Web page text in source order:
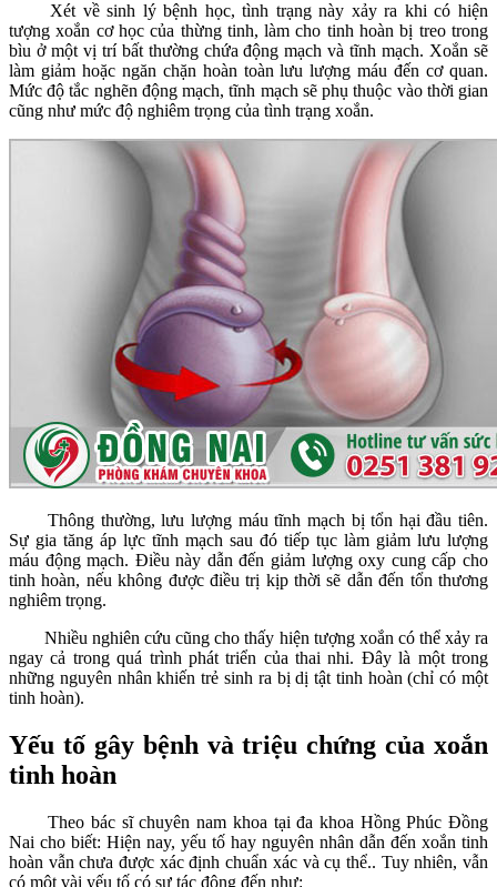
Xét về sinh lý bệnh học, tình trạng này xảy ra khi có hiện
tượng xoắn cơ học của thừng tinh, làm cho tinh hoàn bị treo trong
bìu ở một vị trí bất thường chứa động mạch và tĩnh mạch. Xoắn sẽ
làm giảm hoặc ngăn chặn hoàn toàn lưu lượng máu đến cơ quan.
Mức độ tắc nghẽn động mạch, tĩnh mạch sẽ phụ thuộc vào thời gian
cũng như mức độ nghiêm trọng của tình trạng xoắn.
Thông thường, lưu lượng máu tĩnh mạch bị tổn hại đầu tiên.
Sự gia tăng áp lực tĩnh mạch sau đó tiếp tục làm giảm lưu lượng
máu động mạch. Điều này dẫn đến giảm lượng oxy cung cấp cho
tinh hoàn, nếu không được điều trị kịp thời sẽ dẫn đến tổn thương
nghiêm trọng.
Nhiều nghiên cứu cũng cho thấy hiện tượng xoắn có thể xảy ra
ngay cả trong quá trình phát triển của thai nhi. Đây là một trong
những nguyên nhân khiến trẻ sinh ra bị dị tật tinh hoàn (chỉ có một
tinh hoàn).
Yếu tố gây bệnh và triệu chứng của xoắn
tinh hoàn
Theo bác sĩ chuyên nam khoa tại đa khoa Hồng Phúc Đồng
Nai cho biết: Hiện nay, yếu tố hay nguyên nhân dẫn đến xoắn tinh
hoàn vẫn chưa được xác định chuẩn xác và cụ thể.. Tuy nhiên, vẫn
có một vài yếu tố có sự tác động đến như: